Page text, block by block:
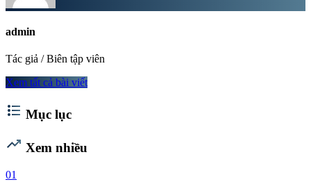
admin
Tác giả / Biên tập viên
Xem tất cả bài viết
format_list_bulleted Mục lục
trending_up Xem nhiều
01